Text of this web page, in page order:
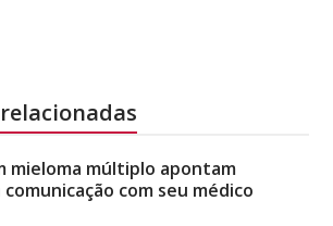
mieloma múltiplo apontam
com seu médico